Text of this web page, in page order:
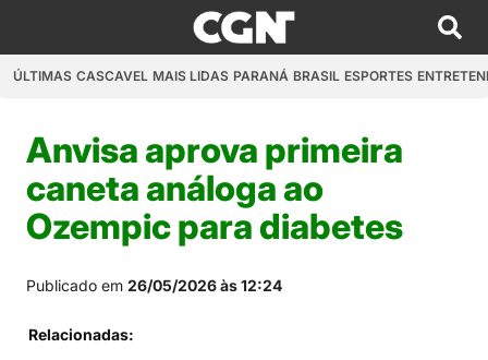
ÚLTIMAS CASCAVEL MAIS LIDAS PARANÁ BRASIL ESPORTES
Anvisa aprova primeira
caneta análoga ao
Ozempic para diabetes
Publicado em 26/05/2026 às 12:24
Relacionadas: